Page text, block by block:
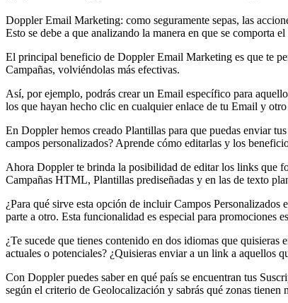
Doppler Email Marketing: como seguramente sepas, las
Esto se debe a que analizando la manera en que se comporta
El principal beneficio de Doppler Email Marketing es que te
Campañas, volviéndolas más efectivas.
Así, por ejemplo, podrás crear un Email específico para
los que hayan hecho clic en cualquier enlace de tu Email y
En Doppler hemos creado Plantillas para que puedas enviar
campos personalizados? Aprende cómo editarlas y los
Ahora Doppler te brinda la posibilidad de editar los links que
Campañas HTML, Plantillas prediseñadas y en las de texto
¿Para qué sirve esta opción de incluir Campos
parte a otro. Esta funcionalidad es especial para promociones
¿Te sucede que tienes contenido en dos idiomas que
actuales o potenciales? ¿Quisieras enviar a un link a aquellos
Con Doppler puedes saber en qué país se encuentran tus
según el criterio de Geolocalización y sabrás qué zonas tienen